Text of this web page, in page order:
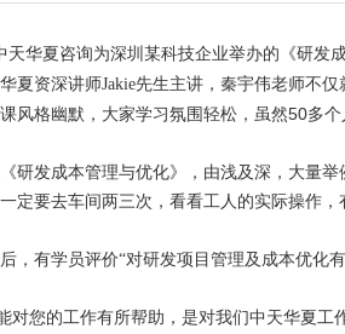
天华夏咨询为深圳某科技企业举办的《研发
夏资深讲师Jakie先生主讲， 秦宇伟老师不仅
风格幽默，大家学习氛围轻松，虽然50多
《研发成本管理与优化》，由浅及深，大量
定要去车间两三次，看看工人的实际操作
，有学员评价“对研发项目管理及成本优化
您的工作有所帮助，是对我们中天华夏工